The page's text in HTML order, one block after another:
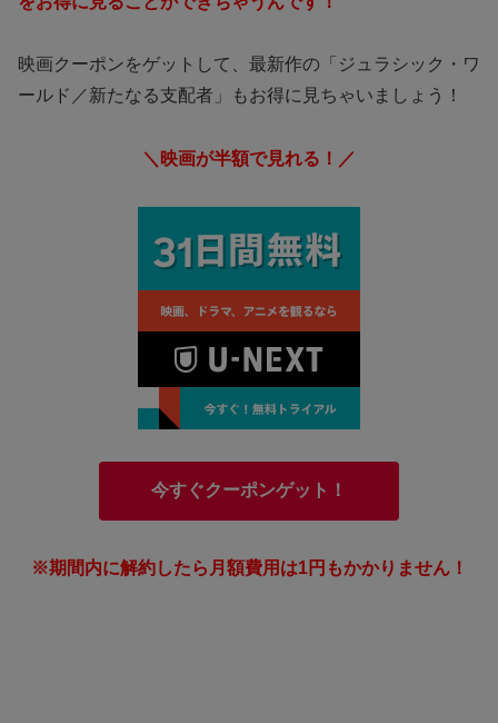
映画クーポンをゲットして、最新作の「ジュラシック・ワ
ールド／新たなる支配者」もお得に見ちゃいましょう！
＼映画が半額で見れる！／
今すぐクーポンゲット！
※期間内に解約したら月額費用は1円もかかりません！